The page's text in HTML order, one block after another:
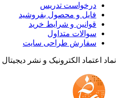
درخواست تدریس
فایل و محصول بفروشید
قوانین و شرایط خرید
سوالات متداول
سفارش طراحی سایت
اعتماد الکترونیک و نشر دیجیتال